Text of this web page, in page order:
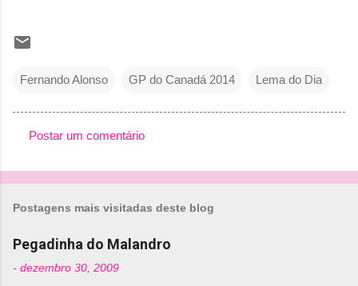
Fernando Alonso GP do Canadá 2014 Lema do Dia
o
n
t
Postar um comentário
Postagens mais visitadas deste blog
Pegadinha do Malandro
- dezembro 30, 2009